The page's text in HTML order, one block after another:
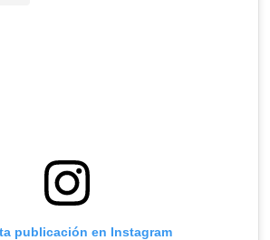
publicación en Instagram